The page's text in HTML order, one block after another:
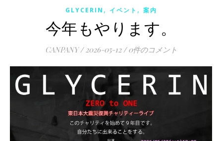
GLYCERIN , イベント , 案内
今年もやります。
CANPANY / 2026-05-12 / 0件のコメント